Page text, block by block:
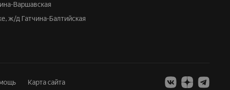
Варшавская
ж/д Гатчина-Балтийская
Карта сайта